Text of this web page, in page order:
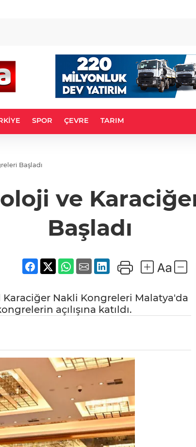
SPOR ÇEVRE TARIM
Kongreleri Başladı
ve
Başladı
Karaciğer Nakli Kongreleri Malatya'da
açılışına katıldı.